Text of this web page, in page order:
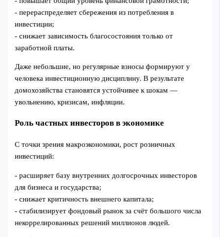
- перераспределяет сбережения из потребления в
инвестиции;
- снижает зависимость благосостояния только от
заработной платы.
Даже небольшие, но регулярные взносы формируют у
человека инвестиционную дисциплину. В результате
домохозяйства становятся устойчивее к шокам —
увольнению, кризисам, инфляции.
Роль частных инвесторов в экономике
С точки зрения макроэкономики, рост розничных
инвестиций:
- расширяет базу внутренних долгосрочных инвесторов
для бизнеса и государства;
- снижает критичность внешнего капитала;
- стабилизирует фондовый рынок за счёт большого числа
некоррелированных решений миллионов людей.